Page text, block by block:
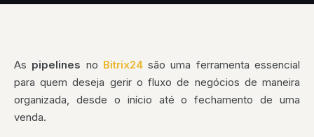
As pipelines no Bitrix24são uma ferramenta essencial
para quem deseja gerir o fluxo de negócios de maneira
organizada, desde o início até o fechamento de uma
venda.